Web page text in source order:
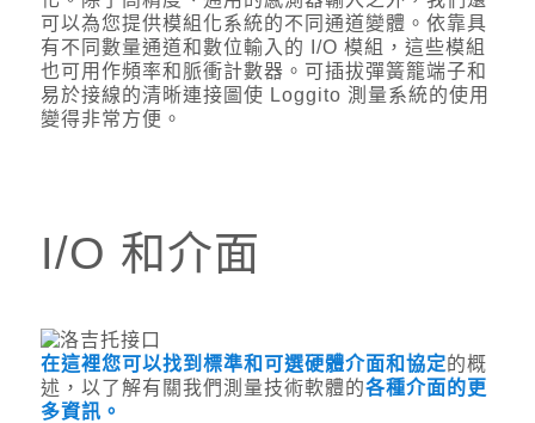
可以為您提供模組化系統的不同通道變體。依靠具
有不同數量通道和數位輸入的 I/O 模組，這些模組
也可用作頻率和脈衝計數器。可插拔彈簧籠端子和
易於接線的清晰連接圖使 Loggito 測量系統的使用
變得非常方便。
I/O 和介面
在這裡您可以找到標準和可選硬體介面和協定的概
述， 以了解有關我們測量技術軟體的各種介面的更
多資訊。